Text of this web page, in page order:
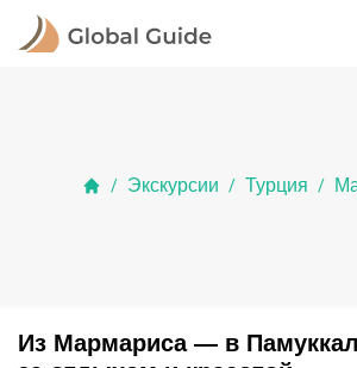
/ Экскурсии / Турция /
Из Мармариса — в